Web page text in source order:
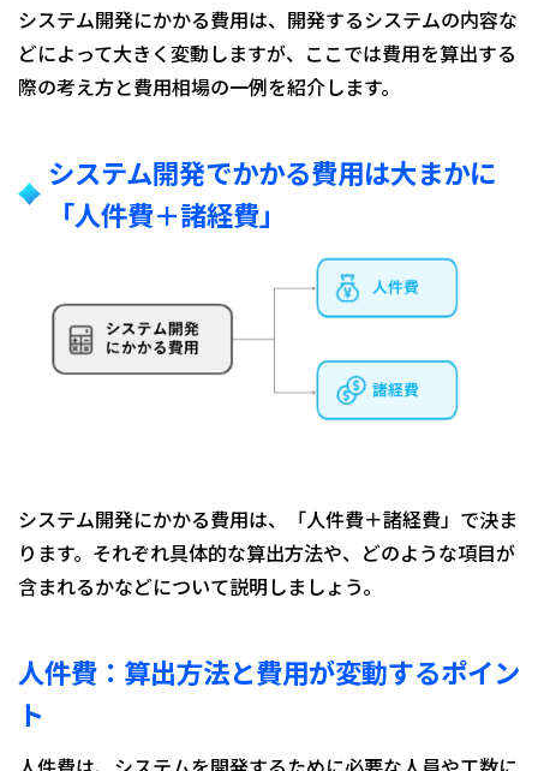
システム開発にかかる費用は、開発するシステムの内容な
どによって大きく変動しますが、ここでは費用を算出する
際の考え方と費用相場の一例を紹介します。
システム開発でかかる費用は大まかに
「人件費＋諸経費」
システム開発にかかる費用は、「人件費＋諸経費」で決ま
ります。それぞれ具体的な算出方法や、どのような項目が
含まれるかなどについて説明しましょう。
人件費：算出方法と費用が変動するポイン
ト